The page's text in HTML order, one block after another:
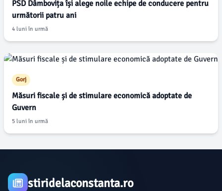
PSD Dâmbovița își alege noile echipe de conducere pentru
următorii patru ani
4 luni în urmă
Gorj
Măsuri fiscale și de stimulare economică adoptate de
Guvern
5 luni în urmă
stiridelaconstanta.ro